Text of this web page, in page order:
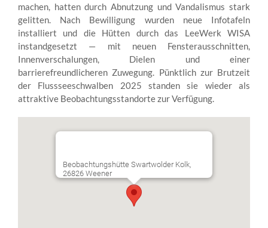
machen, hatten durch Abnutzung und Vandalismus stark
gelitten. Nach Bewilligung wurden neue Infotafeln
installiert und die Hütten durch das LeeWerk WISA
instandgesetzt — mit neuen Fensterausschnitten,
Innenverschalungen, Dielen und einer
barrierefreundlicheren Zuwegung. Pünktlich zur Brutzeit
der Flussseeschwalben 2025 standen sie wieder als
attraktive Beobachtungsstandorte zur Verfügung.
Beobachtungshütte Swartwolder Kolk,
26826 Weener